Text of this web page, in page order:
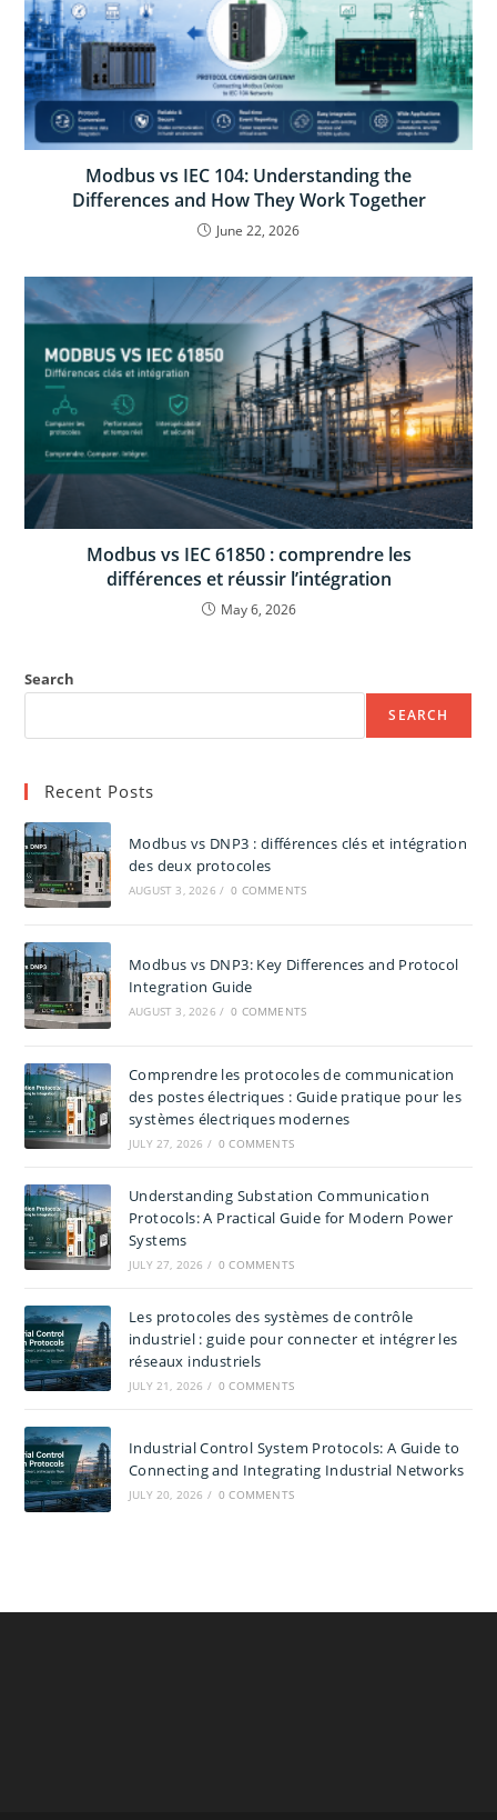
Modbus vs IEC 104: Understanding the
Differences and How They Work Together
June 22, 2026
Modbus vs IEC 61850 : comprendre les
différences et réussir l’intégration
May 6, 2026
Search
SEARCH
Recent Posts
Modbus vs DNP3 : différences clés et intégration
des deux protocoles
AUGUST 3, 2026 / 0 COMMENTS
Modbus vs DNP3: Key Differences and Protocol
Integration Guide
AUGUST 3, 2026 / 0 COMMENTS
Comprendre les protocoles de communication
des postes électriques : Guide pratique pour les
systèmes électriques modernes
JULY 27, 2026 / 0 COMMENTS
Understanding Substation Communication
Protocols: A Practical Guide for Modern Power
Systems
JULY 27, 2026 / 0 COMMENTS
Les protocoles des systèmes de contrôle
industriel : guide pour connecter et intégrer les
réseaux industriels
JULY 21, 2026 / 0 COMMENTS
Industrial Control System Protocols: A Guide to
Connecting and Integrating Industrial Networks
JULY 20, 2026 / 0 COMMENTS